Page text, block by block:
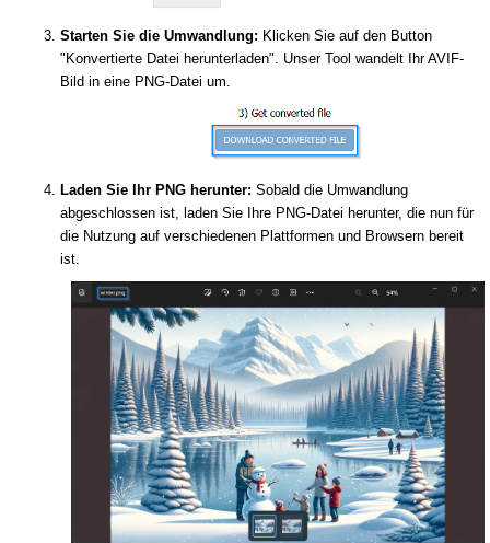
Starten Sie die Umwandlung: Klicken Sie auf den Button
"Konvertierte Datei herunterladen". Unser Tool wandelt Ihr AVIF-
Bild in eine PNG-Datei um.
Laden Sie Ihr PNG herunter: Sobald die Umwandlung
abgeschlossen ist, laden Sie Ihre PNG-Datei herunter, die nun für
die Nutzung auf verschiedenen Plattformen und Browsern bereit
ist.